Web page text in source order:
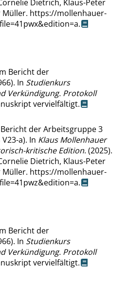
Dietrich, Klaus-Peter
Müller. https://mollenhauer-
.
Bericht der
In Studienkurs
Verkündigung. Protokoll
vervielfältigt.
der Arbeitsgruppe 3
a). In Klaus Mollenhauer
kritische Edition. (2025).
Dietrich, Klaus-Peter
Müller. https://mollenhauer-
.
Bericht der
In Studienkurs
Verkündigung. Protokoll
vervielfältigt.